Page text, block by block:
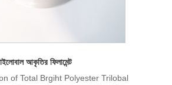
আকৃতির ফিলামেন্ট
of Total Brgiht Polyester Trilobal